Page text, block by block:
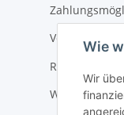
Retouren /
Wie
Wir